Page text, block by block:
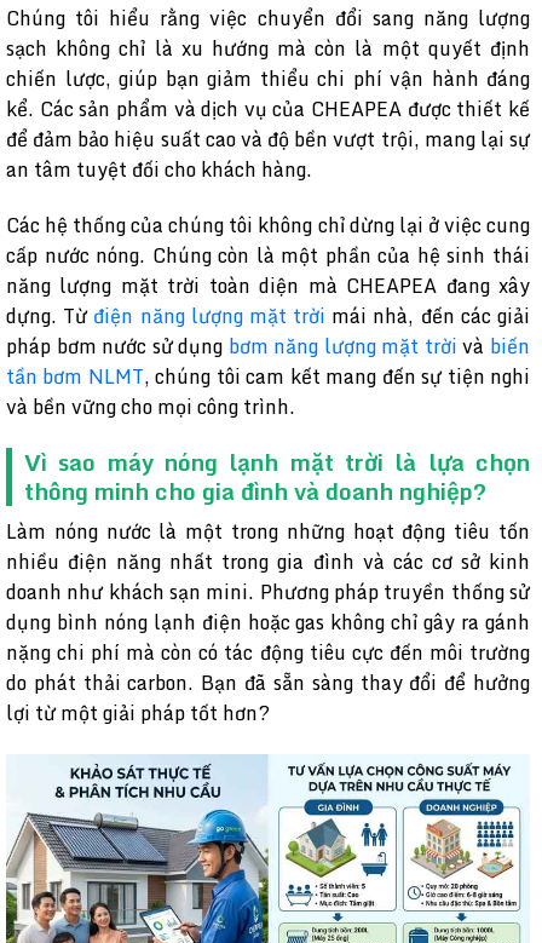
Chúng tôi hiểu rằng việc chuyển đổi sang năng lượng
sạch không chỉ là xu hướng mà còn là một quyết định
chiến lược, giúp bạn giảm thiểu chi phí vận hành đáng
kể. Các sản phẩm và dịch vụ của CHEAPEA được thiết kế
để đảm bảo hiệu suất cao và độ bền vượt trội, mang lại sự
an tâm tuyệt đối cho khách hàng.
Các hệ thống của chúng tôi không chỉ dừng lại ở việc cung
cấp nước nóng. Chúng còn là một phần của hệ sinh thái
năng lượng mặt trời toàn diện mà CHEAPEA đang xây
dựng. Từđiện năng lượng mặt trời mái nhà, đến các giải
pháp bơm nước sử dụng bơm năng lượng mặt trờivà biến
tần bơm NLMT, chúng tôi cam kết mang đến sự tiện nghi
và bền vững cho mọi công trình.
Vì sao máy nóng lạnh mặt trời là lựa chọn
thông minh cho gia đình và doanh nghiệp?
Làm nóng nước là một trong những hoạt động tiêu tốn
nhiều điện năng nhất trong gia đình và các cơ sở kinh
doanh như khách sạn mini. Phương pháp truyền thống sử
dụng bình nóng lạnh điện hoặc gas không chỉ gây ra gánh
nặng chi phí mà còn có tác động tiêu cực đến môi trường
do phát thải carbon. Bạn đã sẵn sàng thay đổi để hưởng
lợi từ một giải pháp tốt hơn?